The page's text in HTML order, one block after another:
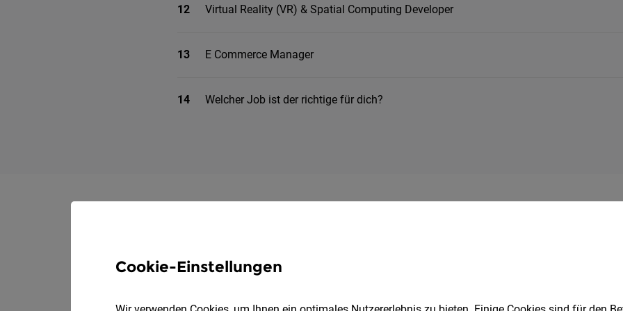
12 Virtual Reality (VR) & Spatial Computing Developer
13 E Commerce Manager
14 Welcher Job ist der richtige für dich?
Cookie-Einstellungen